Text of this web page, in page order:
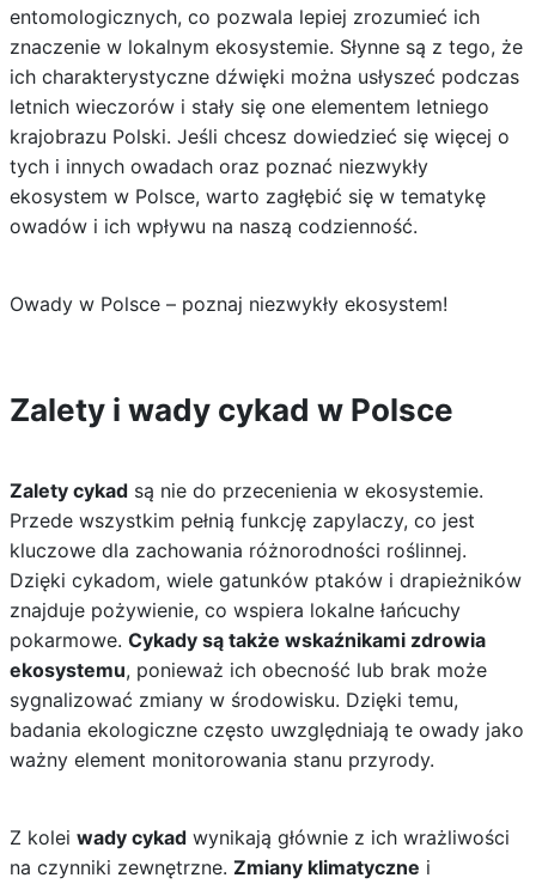
entomologicznych, co pozwala lepiej zrozumieć ich
znaczenie w lokalnym ekosystemie. Słynne są z tego, że
ich charakterystyczne dźwięki można usłyszeć podczas
letnich wieczorów i stały się one elementem letniego
krajobrazu Polski. Jeśli chcesz dowiedzieć się więcej o
tych i innych owadach oraz poznać niezwykły
ekosystem w Polsce, warto zagłębić się w tematykę
owadów i ich wpływu na naszą codzienność.
Owady w Polsce – poznaj niezwykły ekosystem!
Zalety i wady cykad w Polsce
Zalety cykadsą nie do przecenienia w ekosystemie.
Przede wszystkim pełnią funkcję zapylaczy, co jest
kluczowe dla zachowania różnorodności roślinnej.
Dzięki cykadom, wiele gatunków ptaków i drapieżników
znajduje pożywienie, co wspiera lokalne łańcuchy
pokarmowe. Cykady są także wskaźnikami zdrowia
ekosystemu, ponieważ ich obecność lub brak może
sygnalizować zmiany w środowisku. Dzięki temu,
badania ekologiczne często uwzględniają te owady jako
ważny element monitorowania stanu przyrody.
Z kolei wady cykadwynikają głównie z ich wrażliwości
na czynniki zewnętrzne. Zmiany klimatyczne i